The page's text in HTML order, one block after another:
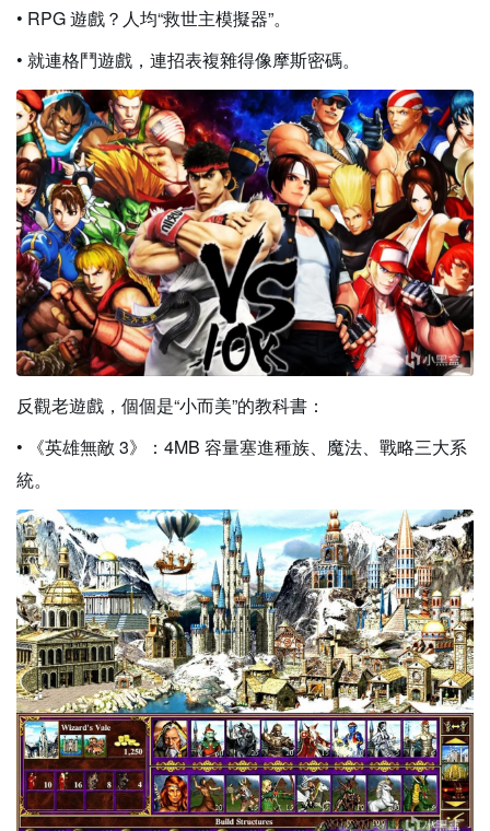
• RPG 遊戲？人均“救世主模擬器”。
• 就連格鬥遊戲，連招表複雜得像摩斯密碼。
反觀老遊戲，個個是“小而美”的教科書：
• 《英雄無敵 3》：4MB 容量塞進種族、魔法、戰略三大系
統。